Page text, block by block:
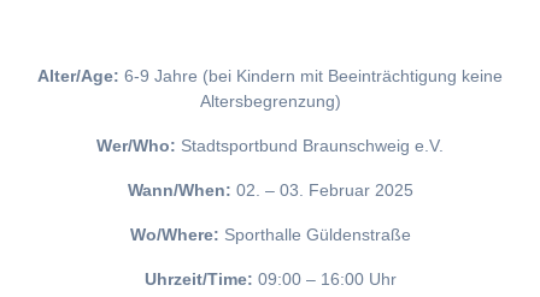
Alter/Age: 6-9 Jahre (bei Kindern mit Beeinträchtigung keine
Altersbegrenzung)
Wer/Who: Stadtsportbund Braunschweig e.V.
Wann/When: 02. – 03. Februar 2025
Wo/Where: Sporthalle Güldenstraße
Uhrzeit/Time: 09:00 – 16:00 Uhr